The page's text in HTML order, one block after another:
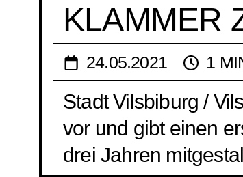
KLAMMER
24.05.2021 1
Stadt Vilsbiburg /
vor und gibt einen
drei Jahren